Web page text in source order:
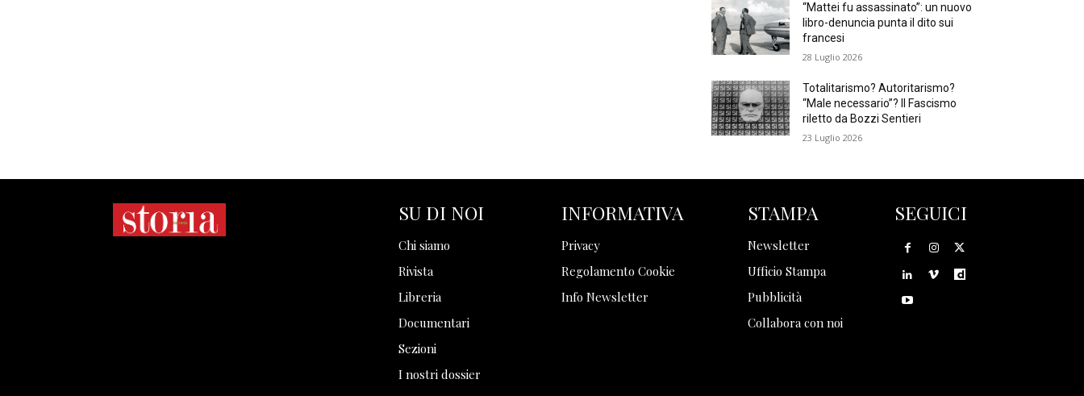
“Mattei fu assassinato”: un nuovo
libro-denuncia punta il dito sui
francesi
28 Luglio 2026
Totalitarismo? Autoritarismo?
“Male necessario”? Il Fascismo
riletto da Bozzi Sentieri
23 Luglio 2026
SU DI NOI
Chi siamo
Rivista
Libreria
Documentari
Sezioni
I nostri dossier
INFORMATIVA
Privacy
Regolamento Cookie
Info Newsletter
STAMPA
Newsletter
Ufficio Stampa
Pubblicità
Collabora con noi
SEGUICI